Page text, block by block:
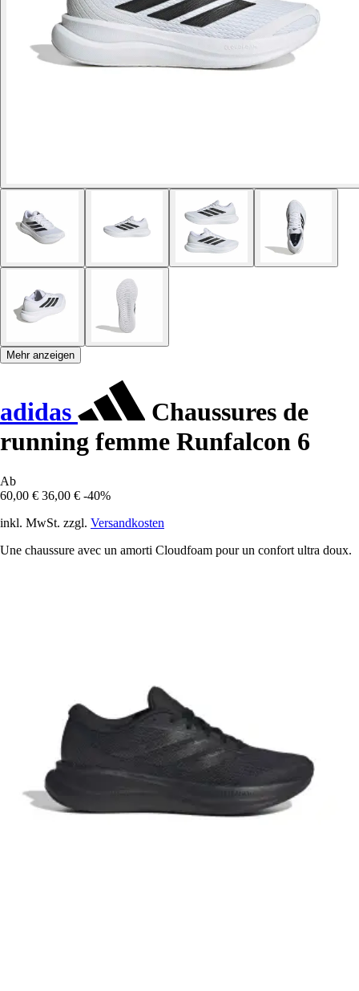
Mehr anzeigen
adidas
Chaussures de
running femme Runfalcon 6
Ab
60,00 € 36,00 € -40%
inkl. MwSt. zzgl. Versandkosten
Une chaussure avec un amorti Cloudfoam pour un confort ultra doux.